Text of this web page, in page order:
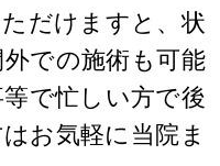
だけますと、状
での施術も可能
で忙しい方で後
お気軽に当院ま